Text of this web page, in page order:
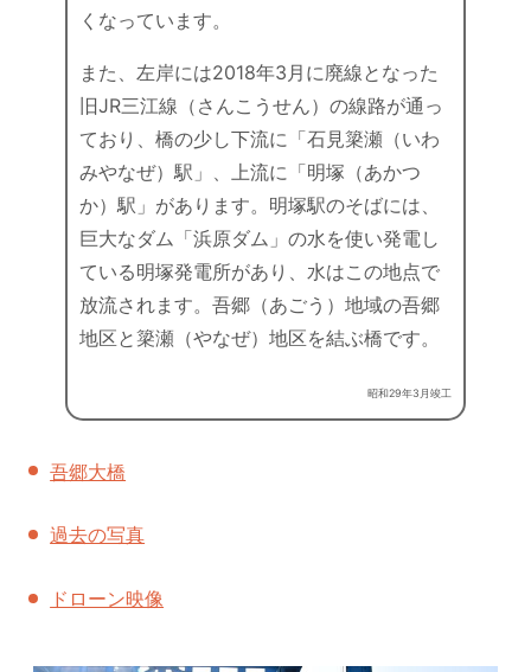
くなっています。
また、左岸には2018年3月に廃線となった
旧JR三江線（さんこうせん）の線路が通っ
ており、橋の少し下流に「石見簗瀬（いわ
みやなぜ）駅」、上流に「明塚（あかつ
か）駅」があります。明塚駅のそばには、
巨大なダム「浜原ダム」の水を使い発電し
ている明塚発電所があり、水はこの地点で
放流されます。吾郷（あごう）地域の吾郷
地区と簗瀬（やなぜ）地区を結ぶ橋です。
昭和29年3月竣工
吾郷大橋
過去の写真
ドローン映像